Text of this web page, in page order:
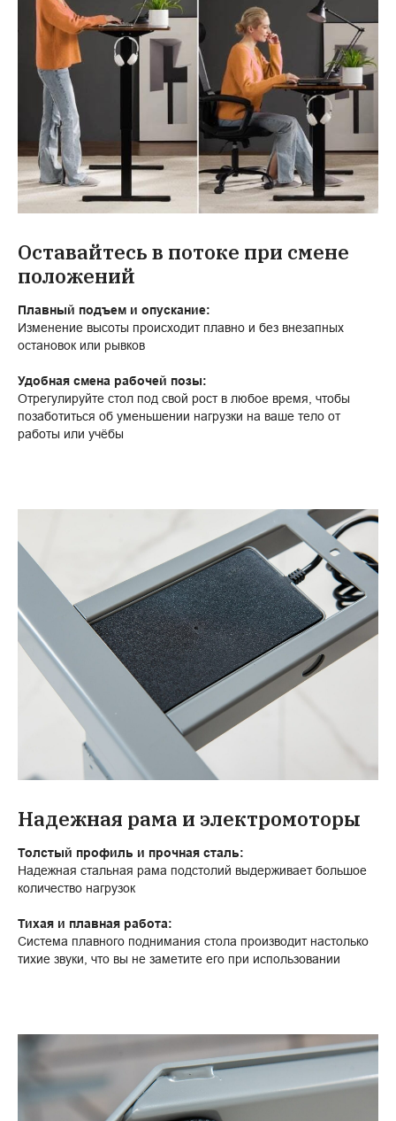
Оставайтесь в потоке при смене
положений
Плавный подъем и опускание:
Изменение высоты происходит плавно и без внезапных
остановок или рывков
Удобная смена рабочей позы:
Отрегулируйте стол под свой рост в любое время, чтобы
позаботиться об уменьшении нагрузки на ваше тело от
работы или учёбы
Надежная рама и электромоторы
Толстый профиль и прочная сталь:
Надежная стальная рама подстолий выдерживает большое
количество нагрузок
Тихая и плавная работа:
Система плавного поднимания стола производит настолько
тихие звуки, что вы не заметите его при использовании